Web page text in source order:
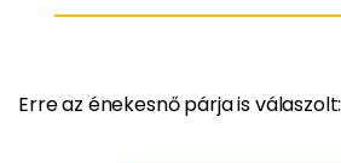
Erre az énekesnő párja is válaszolt: